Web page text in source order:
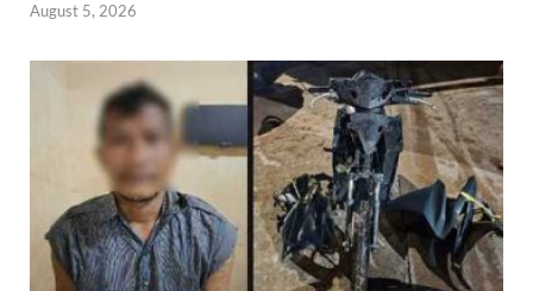
August 5, 2026